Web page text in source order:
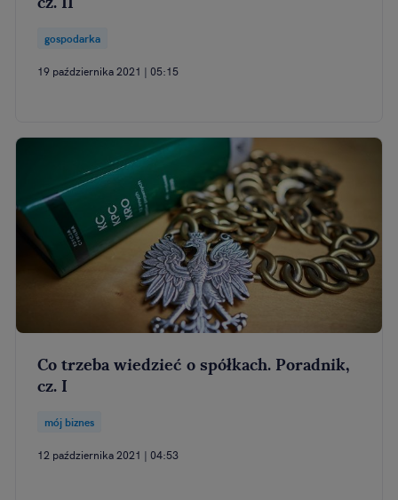
gospodarka
19 października 2021 | 05:15
Co trzeba wiedzieć o spółkach. Poradnik,
cz. I
mój biznes
12 października 2021 | 04:53